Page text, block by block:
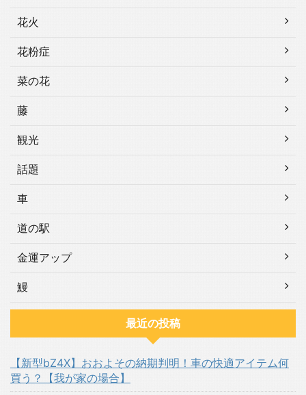
花火
花粉症
菜の花
藤
観光
話題
車
道の駅
金運アップ
鰻
最近の投稿
【新型bZ4X】おおよその納期判明！車の快適アイテム何
買う？【我が家の場合】